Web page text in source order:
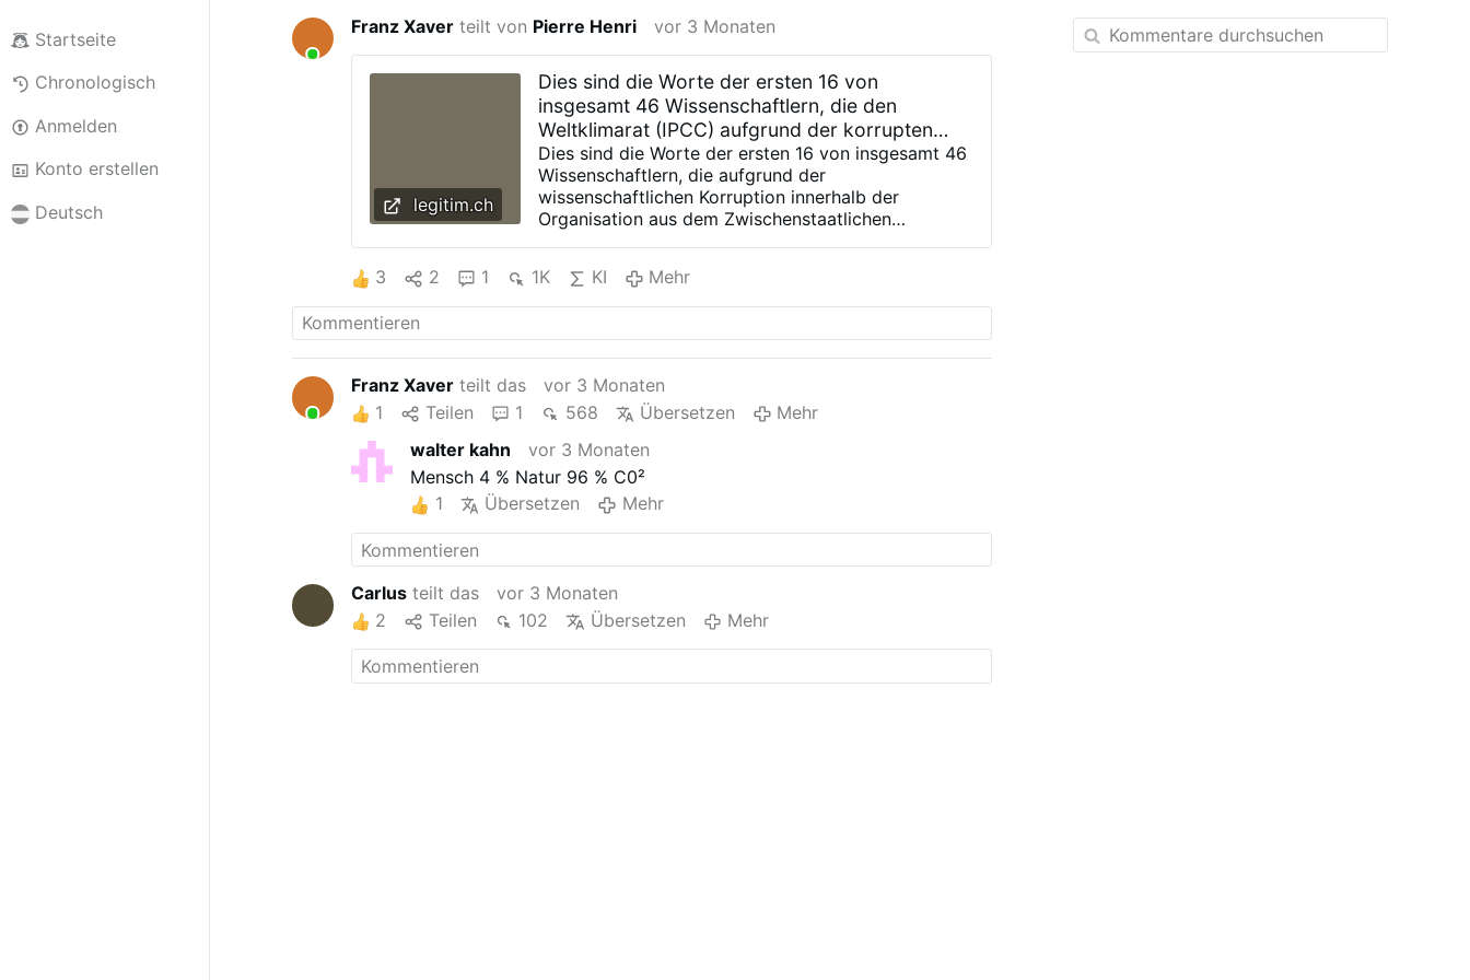
Startseite
Chronologisch
Anmelden
Konto erstellen
Deutsch
Franz Xaver teilt von Pierre Henri vor 3 Monaten
legitim.ch
Dies sind die Worte der ersten 16 von
insgesamt 46 Wissenschaftlern, die den
Weltklimarat (IPCC) aufgrund der korrupten
Klima-Wissenschaft verlassen haben - Legitim
Dies sind die Worte der ersten 16 von insgesamt 46
Wissenschaftlern, die aufgrund der
wissenschaftlichen Korruption innerhalb der
Organisation aus dem Zwischenstaatlichen
Jahrhundert keine signifikante Beschleunigung des
Anstiegs des Meeresspiegels festgestellt wurde.
Luft führen nicht zu einem Anstieg der globalen
Temperaturen … Die Temperatur hat sich zuerst
verändert, und etwa 700 Jahre später folgte eine
Veränderung des Kohlendioxidgehalts in der Luft.
Dr. John Christy: Der Öffentlichkeit ist kaum
bekannt, dass die meisten Wissenschaftler, die am
des IPCC wurden in jedem nachfolgenden Bericht
konsequent falsch dargestellt und/oder …
3 2 1 1K KI Mehr
Franz Xaver teilt das
vor 3 Monaten
1
Teilen 1 568 Übersetzen
Mehr
walter kahn
vor 3 Monaten
Mensch 4 % Natur 96 % C0²
1
Übersetzen Mehr
Carlus teilt das
vor 3 Monaten
2
Teilen 102 Übersetzen Mehr